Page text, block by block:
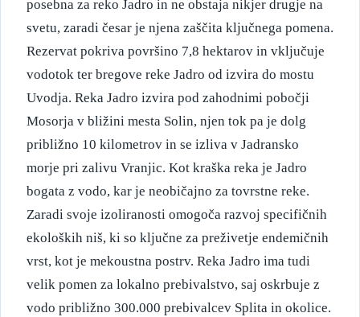
posebna za reko Jadro in ne obstaja nikjer drugje na
svetu, zaradi česar je njena zaščita ključnega pomena.
Rezervat pokriva površino 7,8 hektarov in vključuje
vodotok ter bregove reke Jadro od izvira do mostu
Uvodja. Reka Jadro izvira pod zahodnimi pobočji
Mosorja v bližini mesta Solin, njen tok pa je dolg
približno 10 kilometrov in se izliva v Jadransko
morje pri zalivu Vranjic. Kot kraška reka je Jadro
bogata z vodo, kar je neobičajno za tovrstne reke.
Zaradi svoje izoliranosti omogoča razvoj specifičnih
ekoloških niš, ki so ključne za preživetje endemičnih
vrst, kot je mekoustna postrv. Reka Jadro ima tudi
velik pomen za lokalno prebivalstvo, saj oskrbuje z
vodo približno 300.000 prebivalcev Splita in okolice.